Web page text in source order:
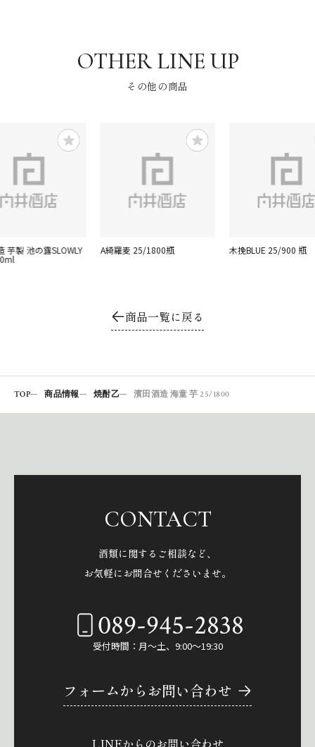
その他の商品
芋製 池の露SLOWLY A綺羅麦 25/1800瓶 木挽BLUE 25/900 瓶
商品一覧に戻る
TOP 商品情報 焼酎乙 濱田酒造 海童 芋 25/1800
CONTACT
酒類に関するご相談など、
お気軽にお問合せくださいませ。
089-945-2838
受付時間：月～土、9:00～19:30
フォームからお問い合わせ
LINEからのお問い合わせ